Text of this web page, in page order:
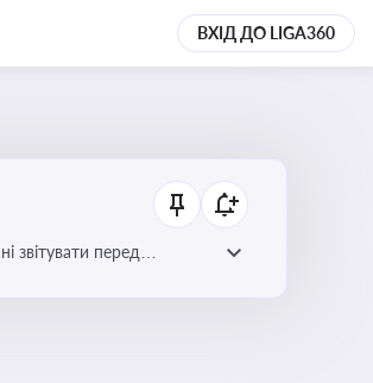
ВХІД ДО LIGA360
звітувати перед